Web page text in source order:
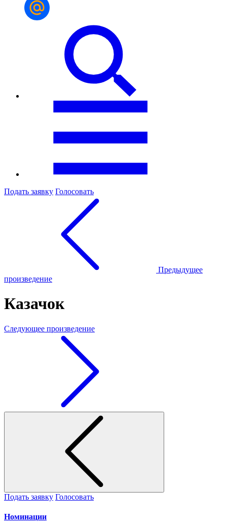
Подать заявку Голосовать
Предыдущее
произведение
Казачок
Следующее произведение
Подать заявку Голосовать
Номинации